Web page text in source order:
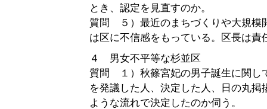
とき、認定を見直すのか。
質問 ５）最近のまちづくりや大規模
は区に不信感をもっている。区長は責
４ 男女不平等な杉並区
質問 １）秋篠宮妃の男子誕生に関し
を発議した人、決定した人、日の丸掲
ような流れで決定したのか伺う。